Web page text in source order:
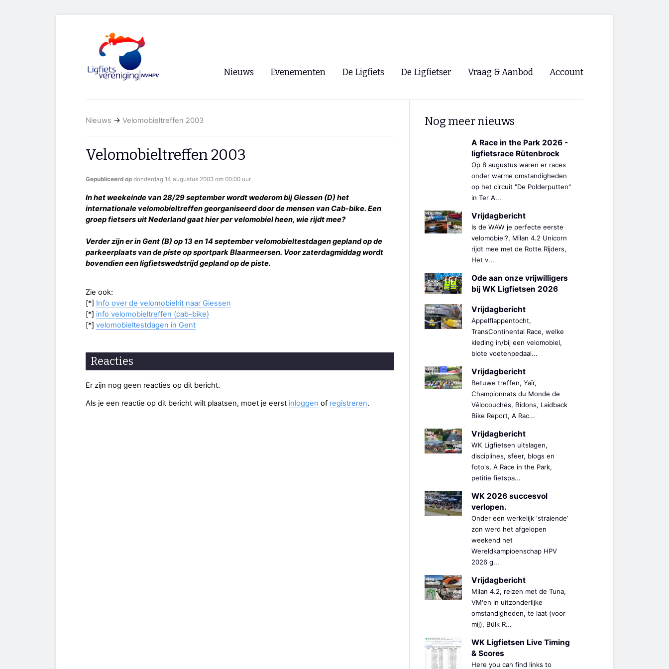
Nieuws
RSS
Evenementen
WK Ligfietsen 2026
Oliebollentocht
De Ligfiets De Ligfietser
Ligfietsvereninging NVHPV
Forum ligfietsers.nl 🡺
Vraag & Aanbod Account
Nieuws → Velomobieltreffen 2003
Velomobieltreffen 2003
Gepubliceerd op donderdag 14 augustus 2003 om 00:00 uur
In het weekeinde van 28/29 september wordt wederom bij Giessen (D) het
internationale velomobieltreffen georganiseerd door de mensen van Cab-bike. Een
groep fietsers uit Nederland gaat hier per velomobiel heen, wie rijdt mee?
Verder zijn er in Gent (B) op 13 en 14 september velomobieltestdagen gepland op de
parkeerplaats van de piste op sportpark Blaarmeersen. Voor zaterdagmiddag wordt
bovendien een ligfietswedstrijd gepland op de piste.
Zie ook:
[*] Info over de velomobielrit naar Giessen
[*] info velomobieltreffen (cab-bike)
[*] velomobieltestdagen in Gent
Reacties
Er zijn nog geen reacties op dit bericht.
Als je een reactie op dit bericht wilt plaatsen, moet je eerst inloggen of registreren.
Nog meer nieuws
A Race in the Park 2026 -
ligfietsrace Rütenbrock
Op 8 augustus waren er races
onder warme omstandigheden
op het circuit "De Polderputten"
in Ter A...
Vrijdagbericht
Is de WAW je perfecte eerste
velomobiel?, Milan 4.2 Unicorn
rijdt mee met de Rotte Rijders,
Het v...
Ode aan onze vrijwilligers
bij WK Ligfietsen 2026
Vrijdagbericht
Appelflappentocht,
TransContinental Race, welke
kleding in/bij een velomobiel,
blote voetenpedaal...
Vrijdagbericht
Betuwe treffen, Yaïr,
Championnats du Monde de
Vélocouchés, Bidons, Laidback
Bike Report, A Rac...
Vrijdagbericht
WK Ligfietsen uitslagen,
disciplines, sfeer, blogs en
foto's, A Race in the Park,
petitie fietspa...
WK 2026 succesvol
verlopen.
Onder een werkelijk ‘stralende’
zon werd het afgelopen
weekend het
Wereldkampioenschap HPV
2026 g...
Vrijdagbericht
Milan 4.2, reizen met de Tuna,
VM'en in uitzonderlijke
omstandigheden, te laat (voor
mij), Bülk R...
WK Ligfietsen Live Timing
& Scores
Here you can find links to